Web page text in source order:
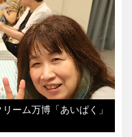
ーム万博「あいぱく」